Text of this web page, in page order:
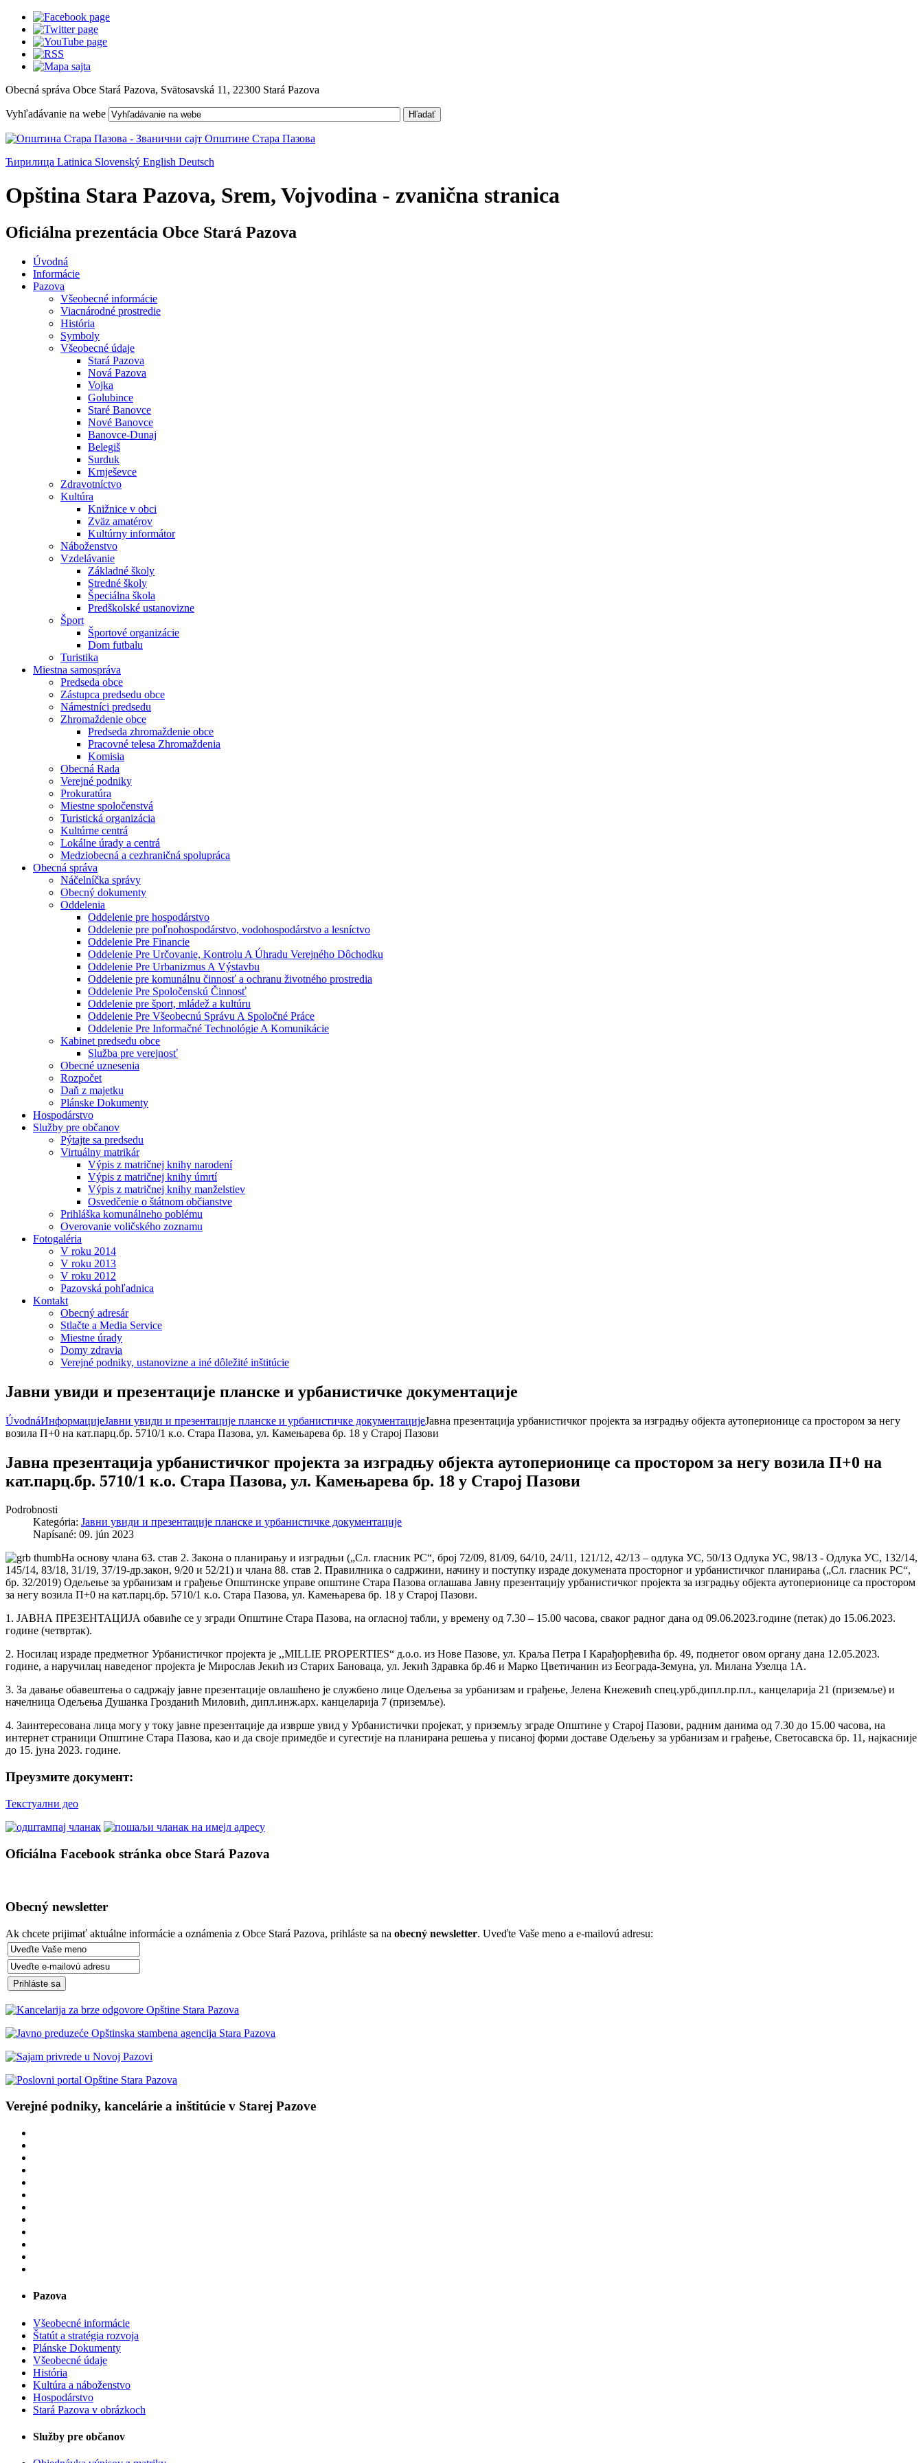
Obecná správa Obce Stará Pazova, Svätosavská 11, 22300 Stará Pazova
Vyhľadávanie na webe Hľadať
Ћирилица Latinica Slovenský English Deutsch
Opština Stara Pazova, Srem, Vojvodina - zvanična stranica
Oficiálna prezentácia Obce Stará Pazova
Úvodná
Informácie
Pazova
Všeobecné informácie
Viacnárodné prostredie
História
Symboly
Všeobecné údaje
Stará Pazova
Nová Pazova
Vojka
Golubince
Staré Banovce
Nové Banovce
Banovce-Dunaj
Belegiš
Surduk
Krnješevce
Zdravotníctvo
Kultúra
Knižnice v obci
Zväz amatérov
Kultúrny informátor
Náboženstvo
Vzdelávanie
Základné školy
Stredné školy
Špeciálna škola
Predškolské ustanovizne
Šport
Športové organizácie
Dom futbalu
Turistika
Miestna samospráva
Predseda obce
Zástupca predsedu obce
Námestníci predsedu
Zhromaždenie obce
Predseda zhromaždenie obce
Pracovné telesa Zhromaždenia
Komisia
Obecná Rada
Verejné podniky
Prokuratúra
Miestne spoločenstvá
Turistická organizácia
Kultúrne centrá
Lokálne úrady a centrá
Medziobecná a cezhraničná spolupráca
Obecná správa
Náčelníčka správy
Obecný dokumenty
Oddelenia
Oddelenie pre hospodárstvo
Oddelenie pre poľnohospodárstvo, vodohospodárstvo a lesníctvo
Oddelenie Pre Financie
Oddelenie Pre Určovanie, Kontrolu A Úhradu Verejného Dôchodku
Oddelenie Pre Urbanizmus A Výstavbu
Oddelenie pre komunálnu činnosť a ochranu životného prostredia
Oddelenie Pre Spoločenskú Činnosť
Oddelenie pre šport, mládež a kultúru
Oddelenie Pre Všeobecnú Správu A Spoločné Práce
Oddelenie Pre Informačné Technológie A Komunikácie
Kabinet predsedu obce
Služba pre verejnosť
Obecné uznesenia
Rozpočet
Daň z majetku
Plánske Dokumenty
Hospodárstvo
Služby pre občanov
Pýtajte sa predsedu
Virtuálny matrikár
Výpis z matričnej knihy narodení
Výpis z matričnej knihy úmrtí
Výpis z matričnej knihy manželstiev
Osvedčenie o štátnom občianstve
Prihláška komunálneho poblému
Overovanie voličského zoznamu
Fotogaléria
V roku 2014
V roku 2013
V roku 2012
Pazovská pohľadnica
Kontakt
Obecný adresár
Stlačte a Media Service
Miestne úrady
Domy zdravia
Verejné podniky, ustanovizne a iné dôležité inštitúcie
Јавни увиди и презентације планске и урбанистичке документације
ÚvodnáИнформацијеЈавни увиди и презентације планске и урбанистичке документацијеЈавна презентација урбанистичког пројекта за изградњу објекта аутоперионице са простором за негу
возила П+0 на кат.парц.бр. 5710/1 к.о. Стара Пазова, ул. Камењарева бр. 18 у Старој Пазови
Јавна презентација урбанистичког пројекта за изградњу објекта аутоперионице са простором за негу возила П+0 на
кат.парц.бр. 5710/1 к.о. Стара Пазова, ул. Камењарева бр. 18 у Старој Пазови
Podrobnosti
Kategória: Јавни увиди и презентације планске и урбанистичке документације
Napísané: 09. jún 2023
На основу члана 63. став 2. Закона о планирању и изградњи („Сл. гласник РС“, број 72/09, 81/09, 64/10, 24/11, 121/12, 42/13 – одлука УС, 50/13 Одлука УС, 98/13 - Одлука УС, 132/14,
145/14, 83/18, 31/19, 37/19-др.закон, 9/20 и 52/21) и члана 88. став 2. Правилника о садржини, начину и поступку израде докумената просторног и урбанистичког планирања („Сл. гласник РС“,
бр. 32/2019) Одељење за урбанизам и грађење Општинске управе општине Стара Пазова оглашава Јавну презентацију урбанистичког пројекта за изградњу објекта аутоперионице са простором
за негу возила П+0 на кат.парц.бр. 5710/1 к.о. Стара Пазова, ул. Камењарева бр. 18 у Старој Пазови.
1. ЈАВНА ПРЕЗЕНТАЦИЈА обавиће се у згради Oпштине Стара Пазова, на огласној табли, у времену од 7.30 – 15.00 часова, сваког радног дана од 09.06.2023.године (петак) до 15.06.2023.
године (четвртак).
2. Носилац израде предметног Урбанистичког пројекта је ,,MILLIE PROPERTIES“ д.о.о. из Нове Пазове, ул. Краља Петра I Карађорђевића бр. 49, поднетог овом органу дана 12.05.2023.
године, а наручилац наведеног пројекта је Мирослав Јекић из Старих Бановаца, ул. Јекић Здравка бр.46 и Марко Цветичанин из Београда-Земуна, ул. Милана Узелца 1А.
3. За давање обавештења о садржају јавне презентације овлашћено је службено лице Одељења за урбанизам и грађење, Јелена Кнежевић спец.урб.дипл.пр.пл., канцеларија 21 (приземље) и
начелница Одељења Душанка Грозданић Миловић, дипл.инж.арх. канцеларија 7 (приземље).
4. Заинтересована лица могу у току јавне презентације да изврше увид у Урбанистички пројекат, у приземљу зграде Општине у Старој Пазови, радним данима од 7.30 до 15.00 часова, на
интернет страници Општине Стара Пазова, као и да своје примедбе и сугестије на планирана решења у писаној форми доставе Одељењу за урбанизам и грађење, Светосавска бр. 11, најкасније
до 15. јуна 2023. године.
Преузмите документ:
Текстуални део
Oficiálna Facebook stránka obce Stará Pazova
Obecný newsletter
Ak chcete prijimať aktuálne informácie a oznámenia z Obce Stará Pazova, prihláste sa na obecný newsletter. Uveďte Vaše meno a e-mailovú adresu:
Verejné podniky, kancelárie a inštitúcie v Starej Pazove
Pazova
Všeobecné informácie
Štatút a stratégia rozvoja
Plánske Dokumenty
Všeobecné údaje
História
Kultúra a náboženstvo
Hospodárstvo
Stará Pazova v obrázkoch
Služby pre občanov